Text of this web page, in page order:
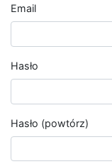
Email
Hasło
Hasło (powtórz)